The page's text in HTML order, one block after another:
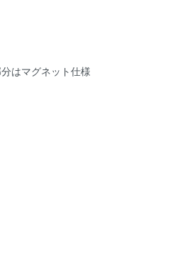
はマグネット仕様